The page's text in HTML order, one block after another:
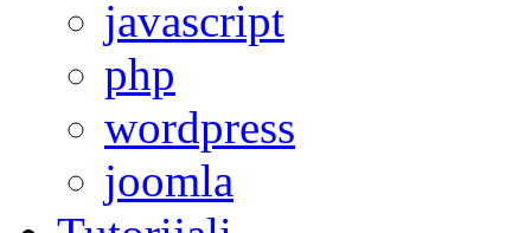
javascript
php
wordpress
joomla